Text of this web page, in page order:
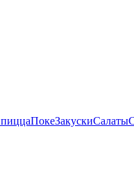
ПокеЗакускиСалаты